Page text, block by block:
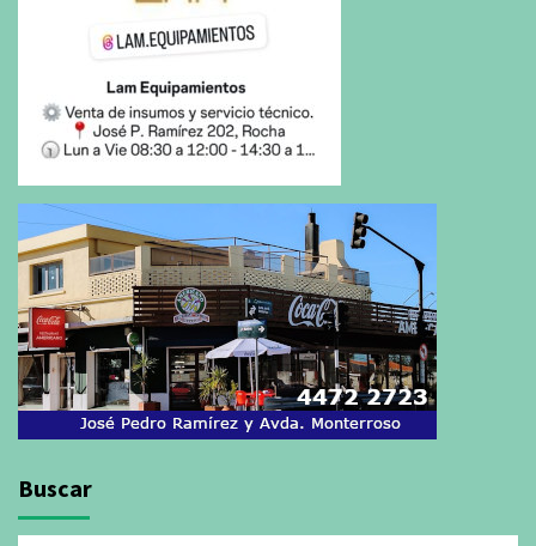
Buscar